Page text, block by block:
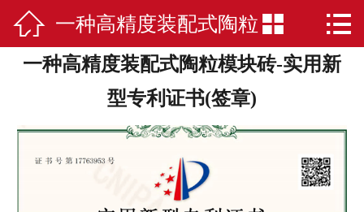
 网站首页
公司简介
陶粒
应用案例
 一种高精度装配式陶粒
模块砖-实用新型专利
证书(签章)
 
一种高精度装配式陶粒模块砖-实用新
型专利证书(签章)